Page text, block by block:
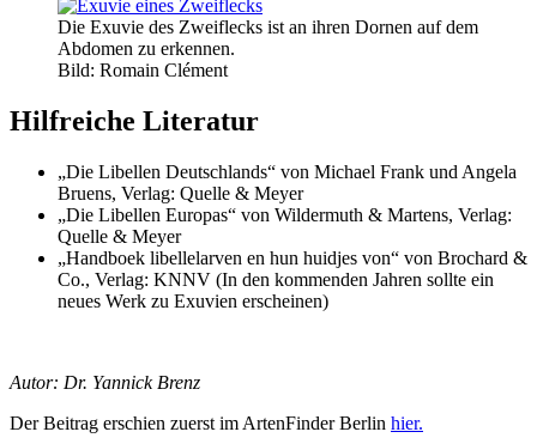
Die Exuvie des Zweiflecks ist an ihren Dornen auf dem
Abdomen zu erkennen.
Bild: Romain Clément
Hilfreiche Literatur
„Die Libellen Deutschlands“ von Michael Frank und Angela
Bruens, Verlag: Quelle & Meyer
„Die Libellen Europas“ von Wildermuth & Martens, Verlag:
Quelle & Meyer
„Handboek libellelarven en hun huidjes von“ von Brochard &
Co., Verlag: KNNV (In den kommenden Jahren sollte ein
neues Werk zu Exuvien erscheinen)
Autor: Dr. Yannick Brenz
Der Beitrag erschien zuerst im ArtenFinder Berlin hier.